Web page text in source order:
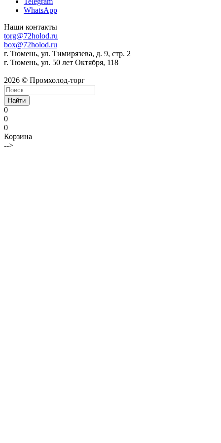
WhatsApp
Наши контакты
torg@72holod.ru
box@72holod.ru
г. Тюмень, ул. Тимирязева, д. 9, стр. 2
г. Тюмень, ул. 50 лет Октября, 118
2026 © Промхолод-торг
Найти
0
0
0
Корзина
-->